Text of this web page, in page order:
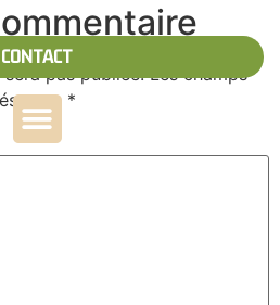
CONTACT
pas publiée. Les champs
avec *